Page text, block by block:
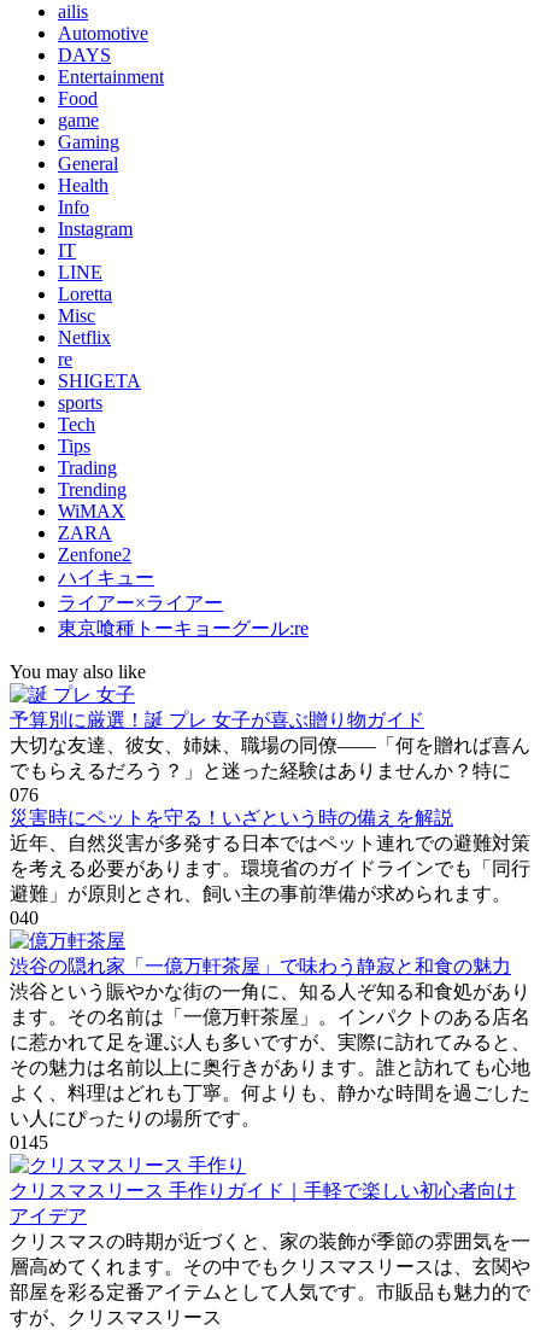
ailis
Automotive
DAYS
Entertainment
Food
game
Gaming
General
Health
Info
Instagram
IT
LINE
Loretta
Misc
Netflix
re
SHIGETA
sports
Tech
Tips
Trading
Trending
WiMAX
ZARA
Zenfone2
ハイキュー
ライアー×ライアー
東京喰種トーキョーグール:re
You may also like
予算別に厳選！誕 プレ 女子が喜ぶ贈り物ガイド
大切な友達、彼女、姉妹、職場の同僚――「何を贈れば喜ん
でもらえるだろう？」と迷った経験はありませんか？特に
076
災害時にペットを守る！いざという時の備えを解説
近年、自然災害が多発する日本ではペット連れでの避難対策
を考える必要があります。環境省のガイドラインでも「同行
避難」が原則とされ、飼い主の事前準備が求められます。
040
渋谷の隠れ家「一億万軒茶屋」で味わう静寂と和食の魅力
渋谷という賑やかな街の一角に、知る人ぞ知る和食処があり
ます。その名前は「一億万軒茶屋」。インパクトのある店名
に惹かれて足を運ぶ人も多いですが、実際に訪れてみると、
その魅力は名前以上に奥行きがあります。誰と訪れても心地
よく、料理はどれも丁寧。何よりも、静かな時間を過ごした
い人にぴったりの場所です。
0145
クリスマスリース 手作りガイド｜手軽で楽しい初心者向け
アイデア
クリスマスの時期が近づくと、家の装飾が季節の雰囲気を一
層高めてくれます。その中でもクリスマスリースは、玄関や
部屋を彩る定番アイテムとして人気です。市販品も魅力的で
すが、クリスマスリース